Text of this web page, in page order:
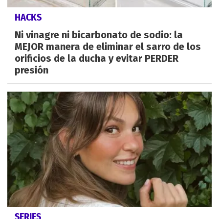
HACKS
Ni vinagre ni bicarbonato de sodio: la
MEJOR manera de eliminar el sarro de los
orificios de la ducha y evitar PERDER
presión
SERIES